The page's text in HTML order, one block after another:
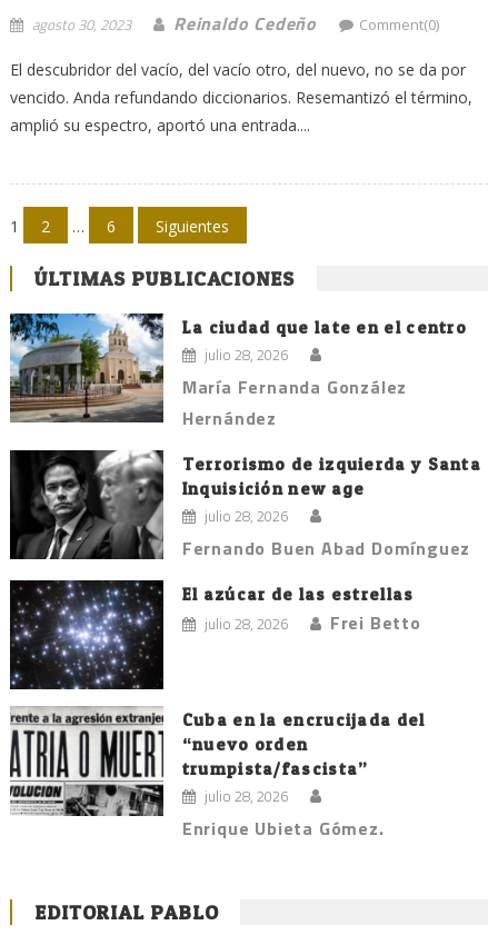
agosto 30, 2023 Reinaldo Cedeño Comment(0)
El descubridor del vacío, del vacío otro, del nuevo, no se da por
vencido. Anda refundando diccionarios. Resemantizó el término,
amplió su espectro, aportó una entrada....
Navegación
de
entradas
1 2 … 6 Siguientes
ÚLTIMAS PUBLICACIONES
La ciudad que late en el centro
julio 28, 2026
María Fernanda González
Hernández
Terrorismo de izquierda y Santa
Inquisición new age
julio 28, 2026
Fernando Buen Abad Domínguez
El azúcar de las estrellas
julio 28, 2026 Frei Betto
Cuba en la encrucijada del
“nuevo orden
trumpista/fascista”
julio 28, 2026
Enrique Ubieta Gómez.
EDITORIAL PABLO